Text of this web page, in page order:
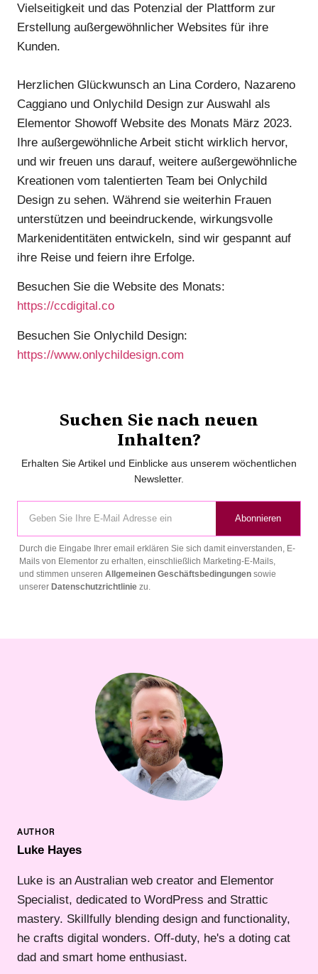
Vielseitigkeit und das Potenzial der Plattform zur
Erstellung außergewöhnlicher Websites für ihre
Kunden.
Herzlichen Glückwunsch an Lina Cordero, Nazareno
Caggiano und Onlychild Design zur Auswahl als
Elementor Showoff Website des Monats März 2023.
Ihre außergewöhnliche Arbeit sticht wirklich hervor,
und wir freuen uns darauf, weitere außergewöhnliche
Kreationen vom talentierten Team bei Onlychild
Design zu sehen. Während sie weiterhin Frauen
unterstützen und beeindruckende, wirkungsvolle
Markenidentitäten entwickeln, sind wir gespannt auf
ihre Reise und feiern ihre Erfolge.
Besuchen Sie die Website des Monats:
https://ccdigital.co
Besuchen Sie Onlychild Design:
https://www.onlychildesign.com
Suchen Sie nach neuen
Inhalten?
Erhalten Sie Artikel und Einblicke aus unserem wöchentlichen
Newsletter.
Abonnieren
Durch die Eingabe Ihrer email erklären Sie sich damit einverstanden, E-
Mails von Elementor zu erhalten, einschließlich Marketing-E-Mails,
und stimmen unseren Allgemeinen Geschäftsbedingungen sowie
unserer Datenschutzrichtlinie zu.
Luke Hayes
Luke is an Australian web creator and Elementor
Specialist, dedicated to WordPress and Strattic
mastery. Skillfully blending design and functionality,
he crafts digital wonders. Off-duty, he's a doting cat
dad and smart home enthusiast.